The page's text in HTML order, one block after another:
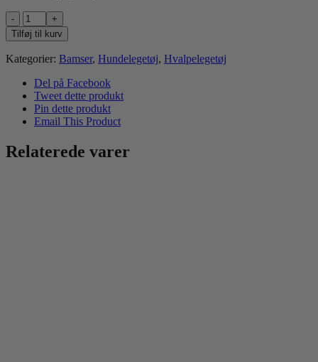
Party
Pets
Dotty
Friends
Dragon
43cm
antal
Tilføj til kurv
Kategorier: Bamser, Hundelegetøj, Hvalpelegetøj
Del på Facebook
Tweet dette produkt
Pin dette produkt
Email This Product
Relaterede varer